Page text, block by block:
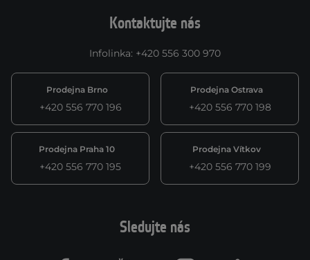
Kontaktujte nás
Infolinka: +420 556 300 970
Prodejna Brno
+420 556 770 196
Prodejna Ostrava
+420 556 770 198
Prodejna Praha 10
+420 556 770 195
Prodejna Vítkov
+420 556 770 199
Sledujte nás